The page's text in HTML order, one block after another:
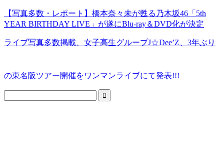
【写真多数・レポート】橋本奈々未が甦る乃木坂46「5th
YEAR BIRTHDAY LIVE」が遂にBlu-ray＆DVD化が決定
ライブ写真多数掲載、女子高生グループJ☆Dee’Z、3年ぶり
の東名阪ツアー開催をワンマンライブにて発表!!!